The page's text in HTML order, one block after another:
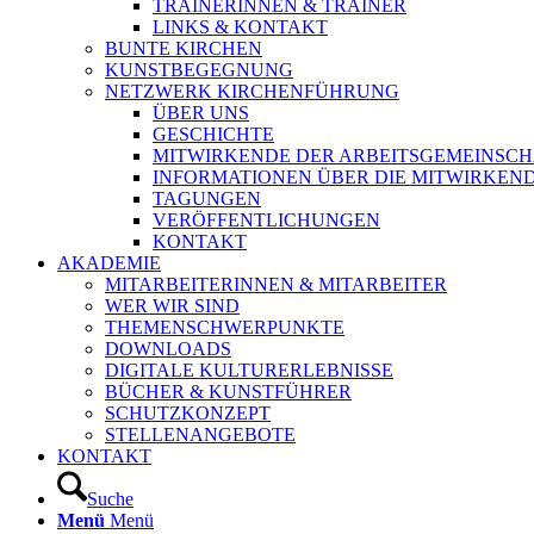
TRAINERINNEN & TRAINER
LINKS & KONTAKT
BUNTE KIRCHEN
KUNSTBEGEGNUNG
NETZWERK KIRCHENFÜHRUNG
ÜBER UNS
GESCHICHTE
MITWIRKENDE DER
INFORMATIONEN ÜBER DIE
TAGUNGEN
VERÖFFENTLICHUNGEN
KONTAKT
AKADEMIE
MITARBEITERINNEN & MITARBEITER
WER WIR SIND
THEMENSCHWERPUNKTE
DOWNLOADS
DIGITALE KULTURERLEBNISSE
BÜCHER & KUNSTFÜHRER
SCHUTZKONZEPT
STELLENANGEBOTE
KONTAKT
Suche
Menü Menü